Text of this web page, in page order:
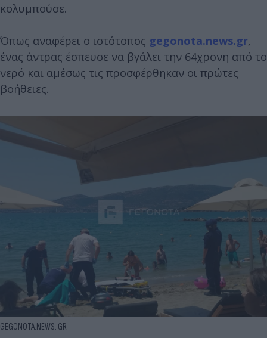
κολυμπούσε.
Όπως αναφέρει ο ιστότοπος gegonota.news.gr,
ένας άντρας έσπευσε να βγάλει την 64χρονη από το
νερό και αμέσως τις προσφέρθηκαν οι πρώτες
βοήθειες.
GEGONOTA.NEWS. GR